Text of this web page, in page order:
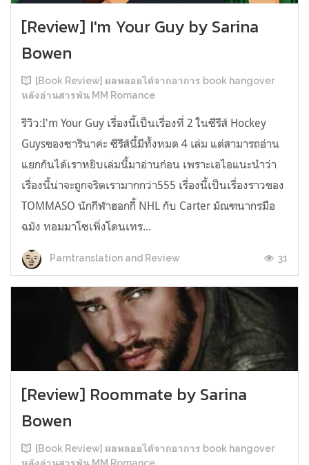
[Review] I'm Your Guy by Sarina
Bowen
[Book Review] ผลพลอยได้จากอาการ book hangover
หลังอ่านสารพัน MM Romance
รีวิว:I'm Your Guy เรื่องนี้เป็นเรื่องที่ 2 ในซีรีส์ Hockey
Guysของซารินาค่ะ ซีรีส์นี้มีทั้งหมด 4 เล่ม แต่สามารถอ่าน
แยกกันได้เราหยิบเล่มนี้มาอ่านก่อน เพราะเอไอแนะนำว่า
เรื่องนี้น่าจะถูกจริตเรามากกว่า555 เรื่องนี้เป็นเรื่องราวของ
TOMMASO นักกีฬาฮอกกี้ NHL กับ Carter มัณฑนากรมือ
ฉมัง ทอมมาโซเพิ่งโดนเทร...
Parntranslation and Review 31
[Review] Roommate by Sarina
Bowen
[Book Review] ผลพลอยได้จากอาการ book hangover